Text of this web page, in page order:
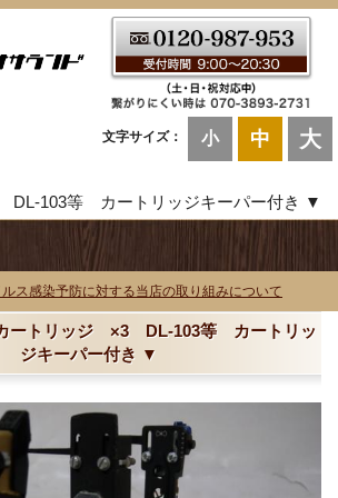
文字サイズ： 小 中 大
103等 カートリッジキーパー付き ▼
ルス感染予防に対する当店の取り組みについて
ートリッジ ×3 DL-103等 カートリッ
ジキーパー付き ▼